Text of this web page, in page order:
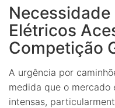
Elétricos
Competição
A urgência por
medida que o
intensas,